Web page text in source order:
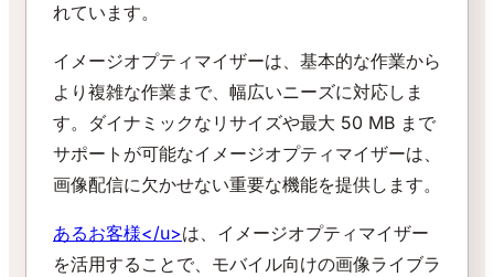
れています。
イメージオプティマイザーは、基本的な作業から
より複雑な作業まで、幅広いニーズに対応しま
す。ダイナミックなリサイズや最大 50 MB まで
サポートが可能なイメージオプティマイザーは、
画像配信に欠かせない重要な機能を提供します。
あるお客様</u>は、イメージオプティマイザー
を活用することで、モバイル向けの画像ライブラ